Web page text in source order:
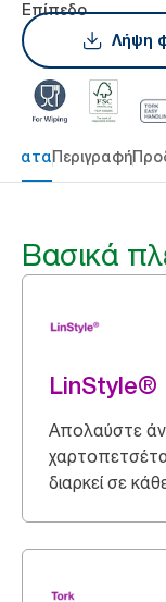
Επίπεδο
Λήψη
Περιγραφή
Βασικά
LinStyle®
Απολαύστε
διαρκεί σε